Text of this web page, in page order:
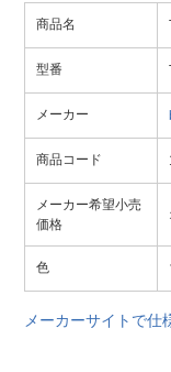
商品名
型番
メーカー
商品コード
メーカー希望小売
価格
色
メーカーサイトで仕